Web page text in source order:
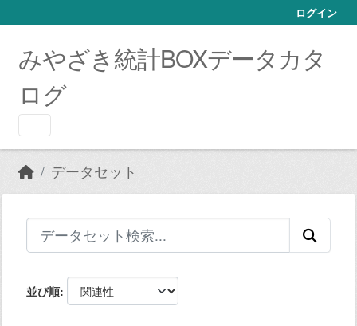
ログイン
みやざき統計BOXデータカタ
ログ
データセット
並び順